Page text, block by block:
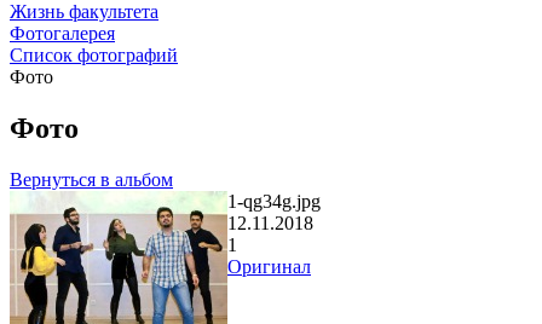
Жизнь факультета
Фотогалерея
Список фотографий
Фото
Фото
Вернуться в альбом
1-qg34g.jpg
12.11.2018
1
Оригинал